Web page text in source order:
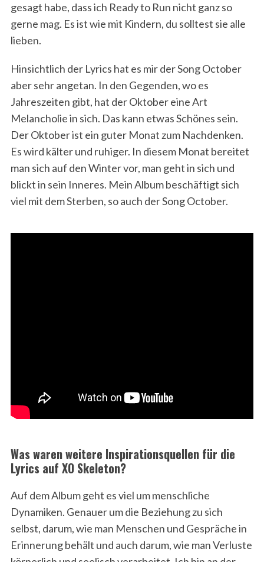
gesagt habe, dass ich Ready to Run nicht ganz so
gerne mag. Es ist wie mit Kindern, du solltest sie alle
lieben.
Hinsichtlich der Lyrics hat es mir der Song October
aber sehr angetan. In den Gegenden, wo es
Jahreszeiten gibt, hat der Oktober eine Art
Melancholie in sich. Das kann etwas Schönes sein.
Der Oktober ist ein guter Monat zum Nachdenken.
Es wird kälter und ruhiger. In diesem Monat bereitet
man sich auf den Winter vor, man geht in sich und
blickt in sein Inneres. Mein Album beschäftigt sich
viel mit dem Sterben, so auch der Song October.
Was waren weitere Inspirationsquellen für die
Lyrics auf XO Skeleton?
Auf dem Album geht es viel um menschliche
Dynamiken. Genauer um die Beziehung zu sich
selbst, darum, wie man Menschen und Gespräche in
Erinnerung behält und auch darum, wie man Verluste